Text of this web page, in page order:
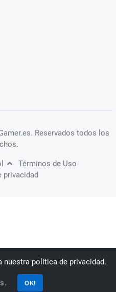
. Reservados todos los
Términos de Uso
privacidad
política de privacidad.
OK!